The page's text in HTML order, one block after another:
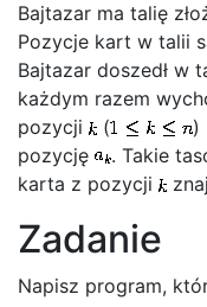
Bajtazar ma talię
Pozycje kart w talii
Bajtazar doszedł w
każdym razem
pozycji
(
)
pozycję
. Takie
karta z pozycji
Zadanie
Napisz program,